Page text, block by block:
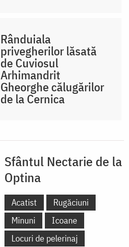
Rânduiala
privegherilor lăsată
de Cuviosul
Arhimandrit
Gheorghe călugărilor
de la Cernica
Sfântul Nectarie de la
Optina
Acatist
Rugăciuni
Minuni
Icoane
Locuri de pelerinaj